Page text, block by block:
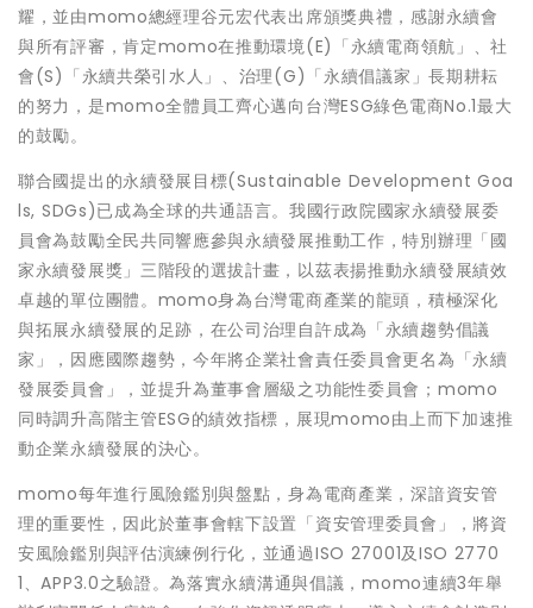
耀，並由momo總經理谷元宏代表出席頒獎典禮，感謝永續會
與所有評審，肯定momo在推動環境(E)「永續電商領航」、社
會(S)「永續共榮引水人」、治理(G)「永續倡議家」長期耕耘
的努力，是momo全體員工齊心邁向台灣ESG綠色電商No.1最大
的鼓勵。
聯合國提出的永續發展目標(Sustainable Development Goa
ls, SDGs)已成為全球的共通語言。我國行政院國家永續發展委
員會為鼓勵全民共同響應參與永續發展推動工作，特別辦理「國
家永續發展獎」三階段的選拔計畫，以茲表揚推動永續發展績效
卓越的單位團體。momo身為台灣電商產業的龍頭，積極深化
與拓展永續發展的足跡，在公司治理自許成為「永續趨勢倡議
家」，因應國際趨勢，今年將企業社會責任委員會更名為「永續
發展委員會」，並提升為董事會層級之功能性委員會；momo
同時調升高階主管ESG的績效指標，展現momo由上而下加速推
動企業永續發展的決心。
momo每年進行風險鑑別與盤點，身為電商產業，深諳資安管
理的重要性，因此於董事會轄下設置「資安管理委員會」，將資
安風險鑑別與評估演練例行化，並通過ISO 27001及ISO 2770
1、APP3.0之驗證。為落實永續溝通與倡議，momo連續3年舉